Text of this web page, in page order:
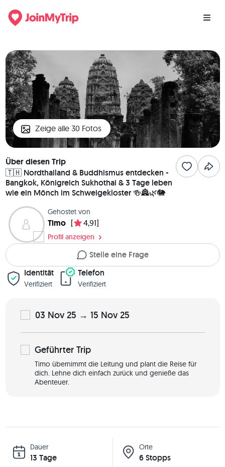
Zeige alle 30 Fotos
Über diesen Trip
🇹🇭 Nordthailand & Buddhismus entdecken -
Bangkok, Königreich Sukhothai & 3 Tage leben
wie ein Mönch im Schweigekloster 🍻🏯🌿🐘
Gehostet von
Timo [ 4,91]
Profil anzeigen
Stelle eine Frage
Identität
Verifiziert
Telefon
Verifiziert
03 Nov 25 → 15 Nov 25
Geführter Trip
Timo übernimmt die Leitung und plant die Reise für
dich. Lehne dich einfach zurück und genieße das
Abenteuer.
Dauer
13 Tage
Orte
6 Stopps